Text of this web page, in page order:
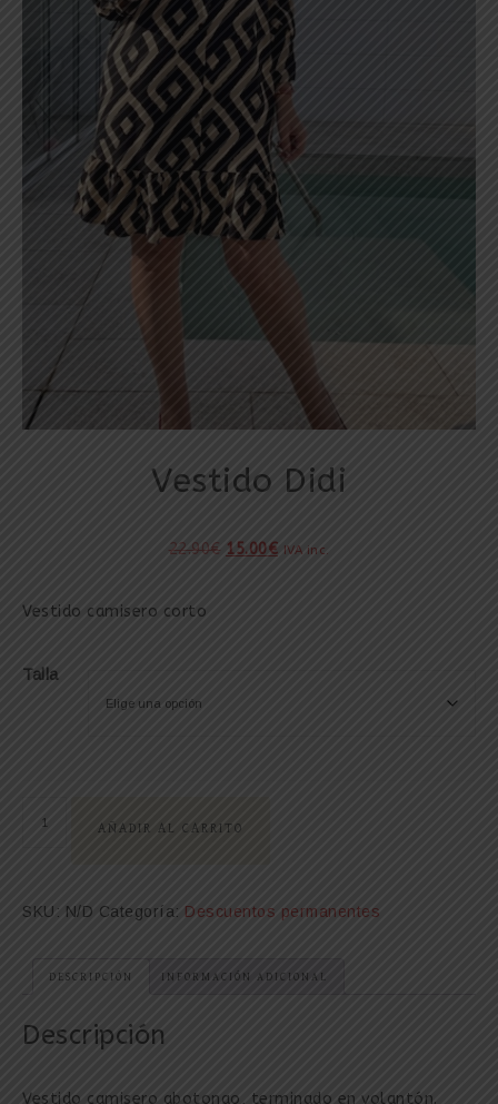
Vestido Didi
22.90€ 15.00€ IVA inc.
Vestido camisero corto
Talla
AÑADIR AL CARRITO
SKU: N/D Categoría: Descuentos permanentes
DESCRIPCIÓN INFORMACIÓN ADICIONAL
Descripción
Vestido camisero abotonao, terminado en volantón.